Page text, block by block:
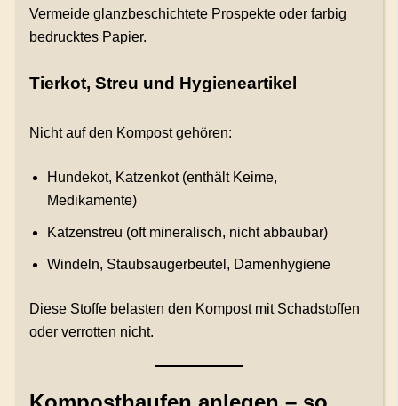
Vermeide glanzbeschichtete Prospekte oder farbig
bedrucktes Papier.
Tierkot, Streu und Hygieneartikel
Nicht auf den Kompost gehören:
Hundekot, Katzenkot (enthält Keime,
Medikamente)
Katzenstreu (oft mineralisch, nicht abbaubar)
Windeln, Staubsaugerbeutel, Damenhygiene
Diese Stoffe belasten den Kompost mit Schadstoffen
oder verrotten nicht.